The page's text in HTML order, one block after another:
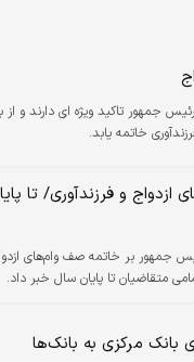
جمهور تاکید ویژه ای دارند و از
خاتمه یابد.
و فرزندآوری/ تا
جمهور بر خاتمه صف وام‌های
متقاضیان تا پایان سال خبر داد.
بانک مرکزی به بانک‌ها